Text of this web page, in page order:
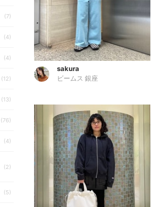
(7)
(4)
(4)
(12)
(13)
(76)
(4)
(2)
(5)
sakura
ビームス 銀座